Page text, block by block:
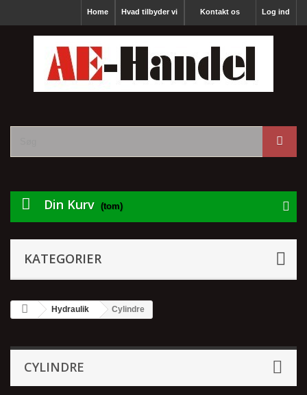
Log ind
Kontakt os
Hvad tilbyder vi
Home
Din Kurv (tom)
KATEGORIER
Hydraulik Cylindre
CYLINDRE